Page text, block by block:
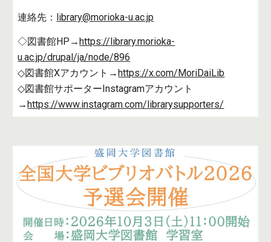
連絡先： library@morioka-u.ac.jp
◇図書館HP→https://library.morioka-
u.ac.jp/drupal/ja/node/896
◇図書館Xアカウント→https://x.com/MoriDaiLib
◇図書館サポーターInstagramアカウント
→https://www.instagram.com/librarysupporters/